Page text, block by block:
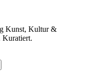
Kunst, Kultur &
Kuratiert.